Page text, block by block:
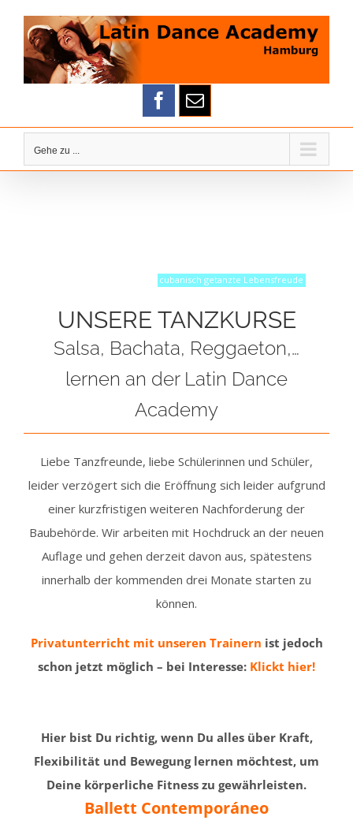
Inhalt
springen
Gehe zu ...
cubanisch getanzte Lebensfreude ...
UNSERE TANZKURSE
Salsa, Bachata, Reggaeton,…
lernen an der Latin Dance
Academy
Liebe Tanzfreunde, liebe Schülerinnen und Schüler,
leider verzögert sich die Eröffnung sich leider aufgrund
einer kurzfristigen weiteren Nachforderung der
Baubehörde. Wir arbeiten mit Hochdruck an der neuen
Auflage und gehen derzeit davon aus, spätestens
innerhalb der kommenden drei Monate starten zu
können.
Privatunterricht mit unseren Trainern ist jedoch
schon jetzt möglich – bei Interesse: Klickt hier!
Hier bist Du richtig, wenn Du alles über Kraft,
Flexibilität und Bewegung lernen möchtest, um
Deine körperliche Fitness zu gewährleisten.
Ballett Contemporáneo